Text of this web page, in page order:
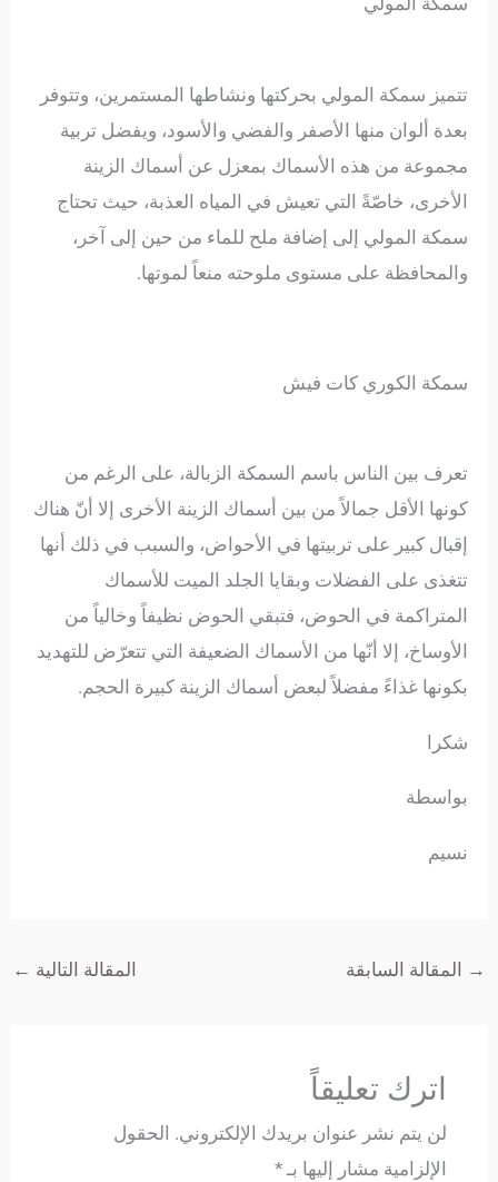
تتميز سمكة المولي بحركتها ونشاطها المستمرين، وتتوفر
بعدة ألوان منها الأصفر والفضي والأسود، ويفضل تربية
مجموعة من هذه الأسماك بمعزل عن أسماك الزينة
الأخرى، خاصّةً التي تعيش في المياه العذبة، حيث تحتاج
سمكة المولي إلى إضافة ملح للماء من حين إلى آخر،
والمحافظة على مستوى ملوحته منعاً لموتها.
سمكة الكوري كات فيش
تعرف بين الناس باسم السمكة الزبالة، على الرغم من
كونها الأقل جمالاً من بين أسماك الزينة الأخرى إلا أنّ هناك
إقبال كبير على تربيتها في الأحواض، والسبب في ذلك أنها
تتغذى على الفضلات وبقايا الجلد الميت للأسماك
المتراكمة في الحوض، فتبقي الحوض نظيفاً وخالياً من
الأوساخ، إلا أنّها من الأسماك الضعيفة التي تتعرّض للتهديد
بكونها غذاءً مفضلاً لبعض أسماك الزينة كبيرة الحجم.
شكرا
بواسطة
نسيم
→ المقالة السابقة المقالة التالية ←
اترك تعليقاً
لن يتم نشر عنوان بريدك الإلكتروني. الحقول
الإلزامية مشار إليها بـ*